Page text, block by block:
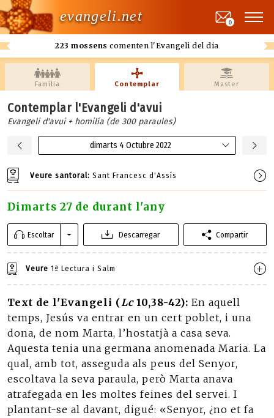
evangeli.net
223 mossens comenten l'Evangeli del dia
0
Família Contemplar Master
Contemplar l'Evangeli d'avui
Evangeli d'avui + homilía (de 300 paraules)
dimarts 4 Octubre 2022
Veure santoral: Sant Francesc d'Assís
Dimarts 27 de durant l'any
Escoltar Descarregar Compartir
Veure 1ª Lectura i Salm
Text de l'Evangeli (Lc10,38-42): En aquell
temps, Jesús va entrar en un cert poblet, i una
dona, de nom Marta, l’hostatjà a casa seva.
Aquesta tenia una germana anomenada Maria. La
qual, amb tot, asseguda als peus del Senyor,
escoltava la seva paraula, però Marta anava
atrafegada en les moltes feines del servei. I
plantant-se al davant, digué: «Senyor, ¿no et fa